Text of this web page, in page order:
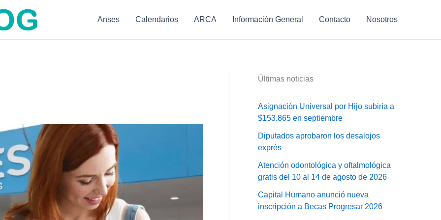
Anses Calendarios ARCA Información General Contacto Nosotros
Últimas noticias
Asignación Universal por Hijo subiría a
$153.865 en septiembre
Diputados aprobaron los desalojos
exprés
Atención odontológica y oftalmológica
gratis del 10 al 14 de agosto de 2026
Capital Humano anunció nueva
inscripción a Becas Progresar 2026